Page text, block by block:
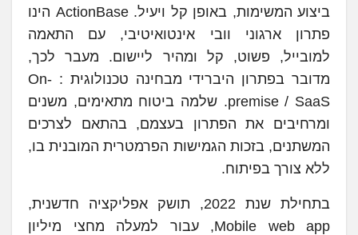
ביצוע המשימות, באופן קל ויעיל. ActionBase הינו
פתרון ארגוני וובי אינטואיטיבי, עם התאמה
למובייל, פשוט, קל ומהיר ליישום. מעבר לכך,
מדובר בפתרון היברידי מבחינה טכנולוגית : On-
premise / SaaS. שלמה ביטוח מתאימים, משנים
ומרחיבים את הפתרון בעצמם, בהתאם לצרכים
המשתנים, בזכות הגמישות הפרמטרית המובנית בו,
ללא צורך בפיתוח.
בתחילת שנת 2022, תושק אפליקציה חדשנית,
Mobile web app, עבור למעלה מחצי מיליון